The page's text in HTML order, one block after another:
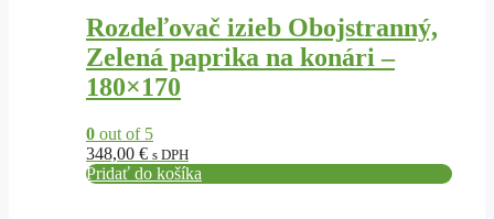
Rozdeľovač izieb Obojstranný,
Zelená paprika na konári –
180×170
0 out of 5
348,00 € s DPH
Pridať do košíka